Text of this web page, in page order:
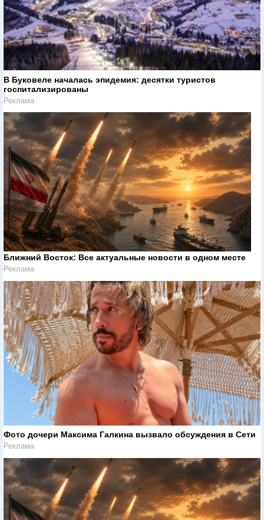
В Буковеле началась эпидемия: десятки туристов
госпитализированы
Реклама
Ближний Восток: Все актуальные новости в одном месте
Реклама
Фото дочери Максима Галкина вызвало обсуждения в Сети
Реклама